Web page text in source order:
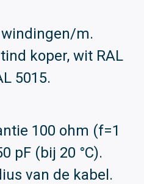
m.
koper, wit RAL
5015.
100 ohm (f=1
pF (bij 20 °C).
van de kabel.